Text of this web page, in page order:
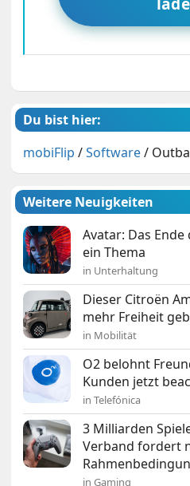
Du bist hier:
mobiFlip /Software/
Weitere Neuigkeiten
Avatar: Das
ein Thema
in Unterhaltung
Dieser Citroën
mehr Freiheit
in Mobilität
O2 belohnt
Kunden jetzt
in Telefónica
3 Milliarden
Verband fordert
in Gaming